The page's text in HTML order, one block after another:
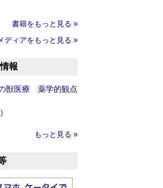
書籍をもっと見る »
ディアをもっと見る »
報
獣医療 薬学的観点
もっと見る »